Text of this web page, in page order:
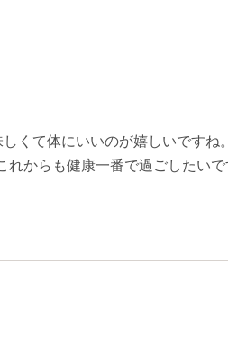
くて体にいいのが嬉しいですね。
からも健康一番で過ごしたいで